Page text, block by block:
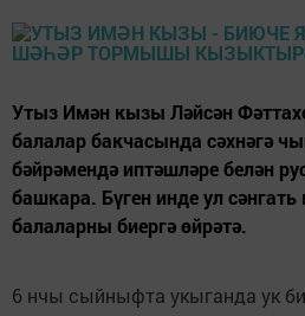
Утыз Имән кызы Ләйсән
балалар бакчасында сәхнәгә
бәйрәмендә иптәшләре белән
башкара. Бүген инде ул сәнгать
балаларны биергә өйрәтә.
6 нчы сыйныфта укыганда ук